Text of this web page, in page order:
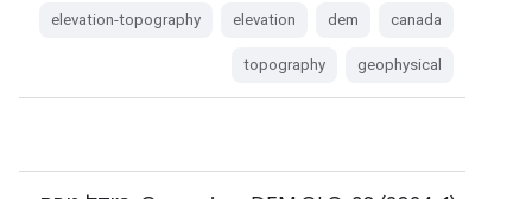
canada
dem
elevation
elevation-topography
geophysical
topography